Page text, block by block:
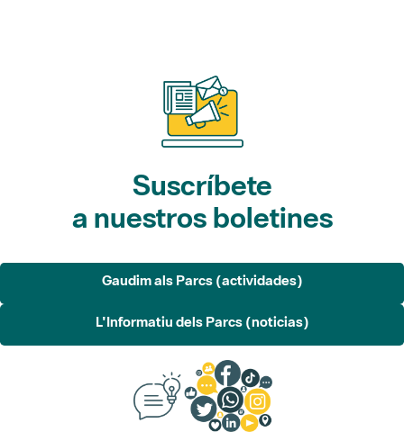
Suscríbete
a nuestros boletines
Gaudim als Parcs (actividades)
L'Informatiu dels Parcs (noticias)